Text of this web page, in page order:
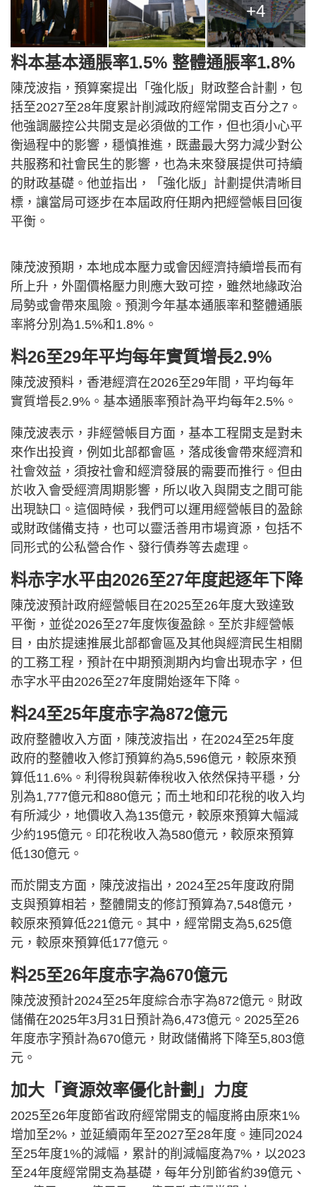
+4
料本基本通脹率1.5% 整體通脹率1.8%
陳茂波指，預算案提出「強化版」財政整合計劃，包
括至2027至28年度累計削減政府經常開支百分之7。
他強調嚴控公共開支是必須做的工作，但也須小心平
衡過程中的影響，穩慎推進，既盡最大努力減少對公
共服務和社會民生的影響，也為未來發展提供可持續
的財政基礎。他並指出，「強化版」計劃提供清晰目
標，讓當局可逐步在本屆政府任期內把經營帳目回復
平衡。
陳茂波預期，本地成本壓力或會因經濟持續增長而有
所上升，外圍價格壓力則應大致可控，雖然地緣政治
局勢或會帶來風險。預測今年基本通脹率和整體通脹
率將分別為1.5%和1.8%。
料26至29年平均每年實質增長2.9%
陳茂波預料，香港經濟在2026至29年間，平均每年
實質增長2.9%。基本通脹率預計為平均每年2.5%。
陳茂波表示，非經營帳目方面，基本工程開支是對未
來作出投資，例如北部都會區，落成後會帶來經濟和
社會效益，須按社會和經濟發展的需要而推行。但由
於收入會受經濟周期影響，所以收入與開支之間可能
出現缺口。這個時候，我們可以運用經營帳目的盈餘
或財政儲備支持，也可以靈活善用市場資源，包括不
同形式的公私營合作、發行債券等去處理。
料赤字水平由2026至27年度起逐年下降
陳茂波預計政府經營帳目在2025至26年度大致達致
平衡，並從2026至27年度恢復盈餘。至於非經營帳
目，由於提速推展北部都會區及其他與經濟民生相關
的工務工程，預計在中期預測期內均會出現赤字，但
赤字水平由2026至27年度開始逐年下降。
料24至25年度赤字為872億元
政府整體收入方面，陳茂波指出，在2024至25年度
政府的整體收入修訂預算約為5,596億元，較原來預
算低11.6%。利得稅與薪俸稅收入依然保持平穩，分
別為1,777億元和880億元；而土地和印花稅的收入均
有所減少，地價收入為135億元，較原來預算大幅減
少約195億元。印花稅收入為580億元，較原來預算
低130億元。
而於開支方面，陳茂波指出，2024至25年度政府開
支與預算相若，整體開支的修訂預算為7,548億元，
較原來預算低221億元。其中，經常開支為5,625億
元，較原來預算低177億元。
料25至26年度赤字為670億元
陳茂波預計2024至25年度綜合赤字為872億元。財政
儲備在2025年3月31日預計為6,473億元。2025至26
年度赤字預計為670億元，財政儲備將下降至5,803億
元。
加大「資源效率優化計劃」力度
2025至26年度節省政府經常開支的幅度將由原來1%
增加至2%，並延續兩年至2027至28年度。連同2024
至25年度1%的減幅，累計的削減幅度為7%，以2023
至24年度經常開支為基礎，每年分別節省約39億元、